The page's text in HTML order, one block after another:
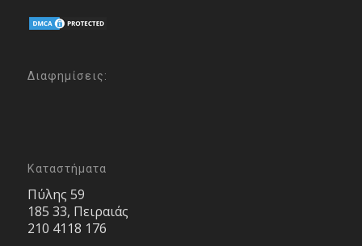
Διαφημίσεις:
Καταστήματα
Πύλης 59
185 33, Πειραιάς
210 4118 176